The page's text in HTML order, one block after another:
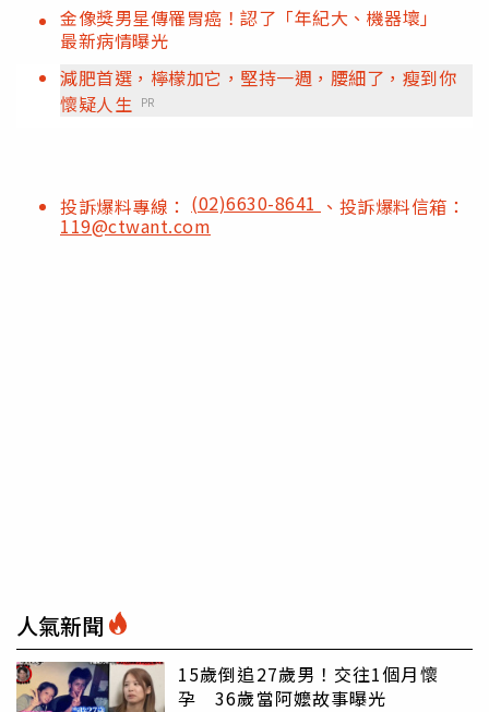
金像獎男星傳罹胃癌！認了「年紀大、機器壞」
最新病情曝光
減肥首選，檸檬加它，堅持一週，腰細了，瘦到你
懷疑人生
PR
投訴爆料專線： (02)6630-8641 、投訴爆料信箱：
119@ctwant.com
人氣新聞
15歲倒追27歲男！交往1個月懷
孕 36歲當阿嬤故事曝光